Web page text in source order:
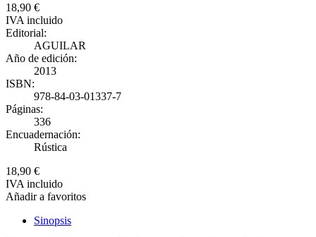
18,90 €
IVA incluido
Editorial:
AGUILAR
Año de edición:
2013
ISBN:
978-84-03-01337-7
Páginas:
336
Encuadernación:
Rústica
18,90 €
IVA incluido
Añadir a favoritos
Sinopsis